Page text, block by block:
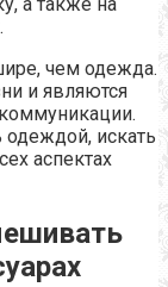
чем одежда.
и являются
одеждой, искать
аспектах